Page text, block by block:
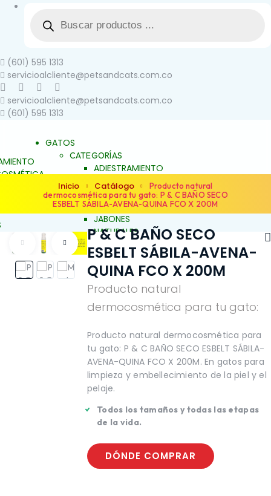
(601) 595 1313
servicioalcliente@petsandcats.com.co
servicioalcliente@petsandcats.com.co
(601) 595 1313
FLORALES
GATOS
CATEGORÍAS
ADIESTRAMIENTO
DERMOCOSMÉTICA
SALUD Y BIENESTAR
JALEAS
JABONES
NATURALES
ESENCIAS FLORALES
PRODUCTOS PARA
ALERGIAS
ARTICULACIONES Y
MÚSCULOS
BELLEZA Y LIMPIEZA
COMPORTAMIENTO
CONTROL DE PESO
PIEL Y PELAJE
REPELENTE
SALUD BUCAL
SALUD DIGESTIVA
SALUD INTERNA
SALUD
SALUD RENAL
FAMILIAS
Inicio Catálogo
Producto natural
dermocosmética para tu gato: P & C BAÑO SECO
ESBELT SÁBILA-AVENA-QUINA FCO X 200M
Producto natural
dermocosmética para tu gato:
P & C BAÑO SECO
ESBELT SÁBILA-AVENA-
QUINA FCO X 200M
Producto natural dermocosmética para
tu gato: P & C BAÑO SECO ESBELT SÁBILA-
AVENA-QUINA FCO X 200M. En gatos para
limpieza y embellecimiento de la piel y el
pelaje.
Todos los tamaños y todas las etapas
de la vida.
DÓNDE COMPRAR